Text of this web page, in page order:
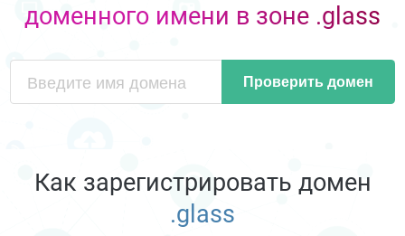
доменного имени в зоне .glass
Проверить домен
Как зарегистрировать домен
.glass